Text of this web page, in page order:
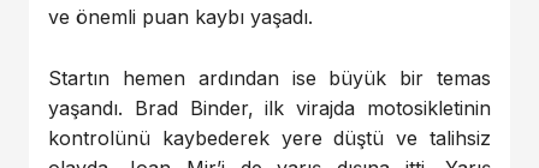
ve önemli puan kaybı yaşadı.
Startın hemen ardından ise büyük bir temas
yaşandı. Brad Binder, ilk virajda motosikletinin
kontrolünü kaybederek yere düştü ve talihsiz